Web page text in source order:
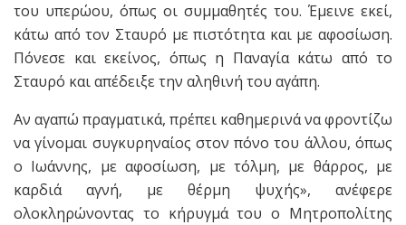
του υπερώου, όπως οι συμμαθητές του. Έμεινε εκεί,
κάτω από τον Σταυρό με πιστότητα και με αφοσίωση.
Πόνεσε και εκείνος, όπως η Παναγία κάτω από το
Σταυρό και απέδειξε την αληθινή του αγάπη.
Αν αγαπώ πραγματικά, πρέπει καθημερινά να φροντίζω
να γίνομαι συγκυρηναίος στον πόνο του άλλου, όπως
ο Ιωάννης, με αφοσίωση, με τόλμη, με θάρρος, με
καρδιά αγνή, με θέρμη ψυχής», ανέφερε
ολοκληρώνοντας το κήρυγμά του ο Μητροπολίτης